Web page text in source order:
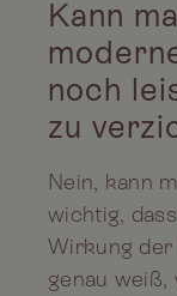
Kann
noch
zu
Nein, kann
wichtig,
Wirkung der
genau weiß,